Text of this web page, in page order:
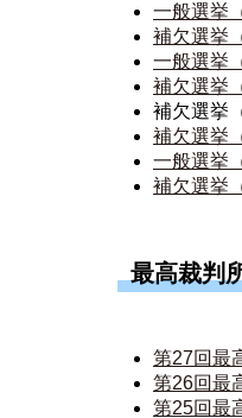
一般選挙
補欠選挙
一般選挙
補欠選挙
補欠選挙
補欠選挙
一般選挙
補欠選挙
最高裁判
第27回最
第26回最
第25回最